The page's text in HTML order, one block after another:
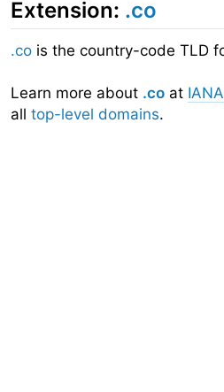
Extension: .co
.co is the country-code TLD
Learn more about .co at IANA
all top-level domains.